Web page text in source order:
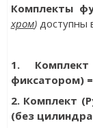
Комплекты
хром)доступны
1.
фиксатором)
2. Комплект
(без